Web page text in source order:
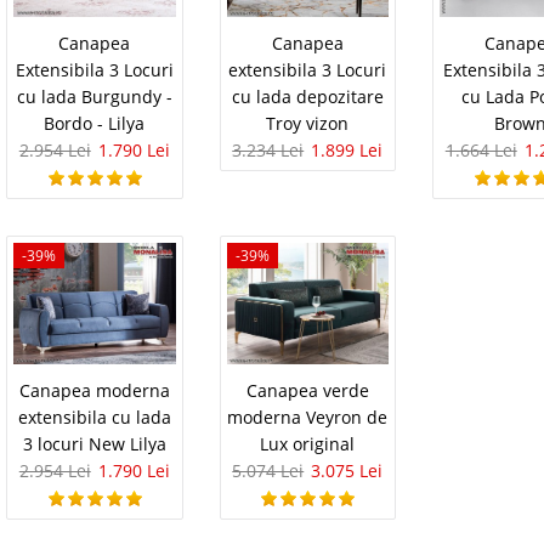
nu este cea mai ..
Compara
cu lada Argos
- Canapea Extensibila cu Lada - Argos Seria de
poate fi alegerea perfecta atat din punct de vedere
si cali..
Compara
Pret
Stoc Epuizat -
3 locuri extensibila de
Albastru
extensibila de calitate – Story Albastra – Oferta de
doar COLTAR MIC sau COLTAR MARE si Fotolii.
3 locuri nu se mai fabrica Gama de canapele si
Canapea
Extensibila 3 Locuri
cu lada Burgundy -
Bordo - Lilya
2.954 Lei 1.790 Lei
Canapea
extensibila 3 Locuri
cu lada depozitare
Troy vizon
3.234 Lei 1.899 Lei
Extensibila
cu Lada
Brown
1.664 Lei
-39%
Canapea moderna
extensibila cu lada
3 locuri New Lilya
2.954 Lei 1.790 Lei
-39%
Canapea verde
moderna Veyron de
Lux original
5.074 Lei 3.075 Lei